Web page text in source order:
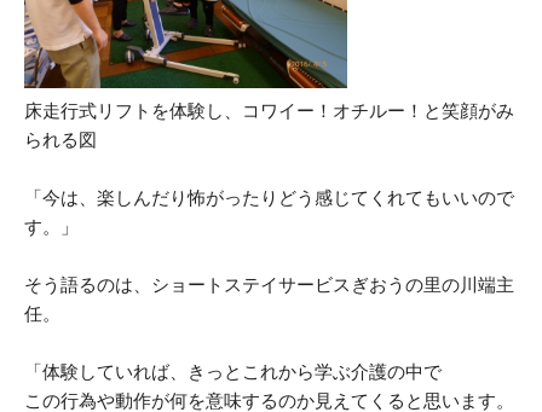
床走行式リフトを体験し、コワイー！オチルー！と笑顔がみ
られる図
「今は、楽しんだり怖がったりどう感じてくれてもいいので
す。」
そう語るのは、ショートステイサービスぎおうの里の川端主
任。
「体験していれば、きっとこれから学ぶ介護の中で
この行為や動作が何を意味するのか見えてくると思います。